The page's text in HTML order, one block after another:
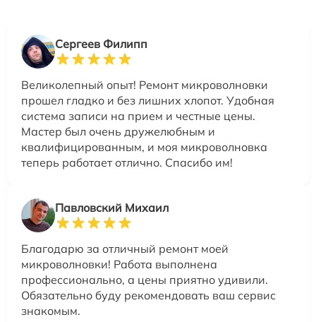
Сергеев Филипп
Великолепный опыт! Ремонт микроволновки
прошел гладко и без лишних хлопот. Удобная
система записи на прием и честные цены.
Мастер был очень дружелюбным и
квалифицированным, и моя микроволновка
теперь работает отлично. Спасибо им!
Павловский Михаил
Благодарю за отличный ремонт моей
микроволновки! Работа выполнена
профессионально, а цены приятно удивили.
Обязательно буду рекомендовать ваш сервис
знакомым.